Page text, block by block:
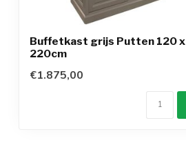
Buffetkast grijs Putten 120 x
220cm
€1.875,00